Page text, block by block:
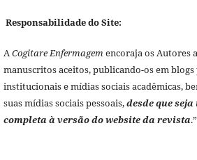
Responsabilidade do Site:
ACogitare Enfermagemencoraja os Autores
manuscritos aceitos, publicando-os em
institucionais e mídias sociais acadêmicas,
suas mídias sociais pessoais,desde que
completa à versão do website da revista.”